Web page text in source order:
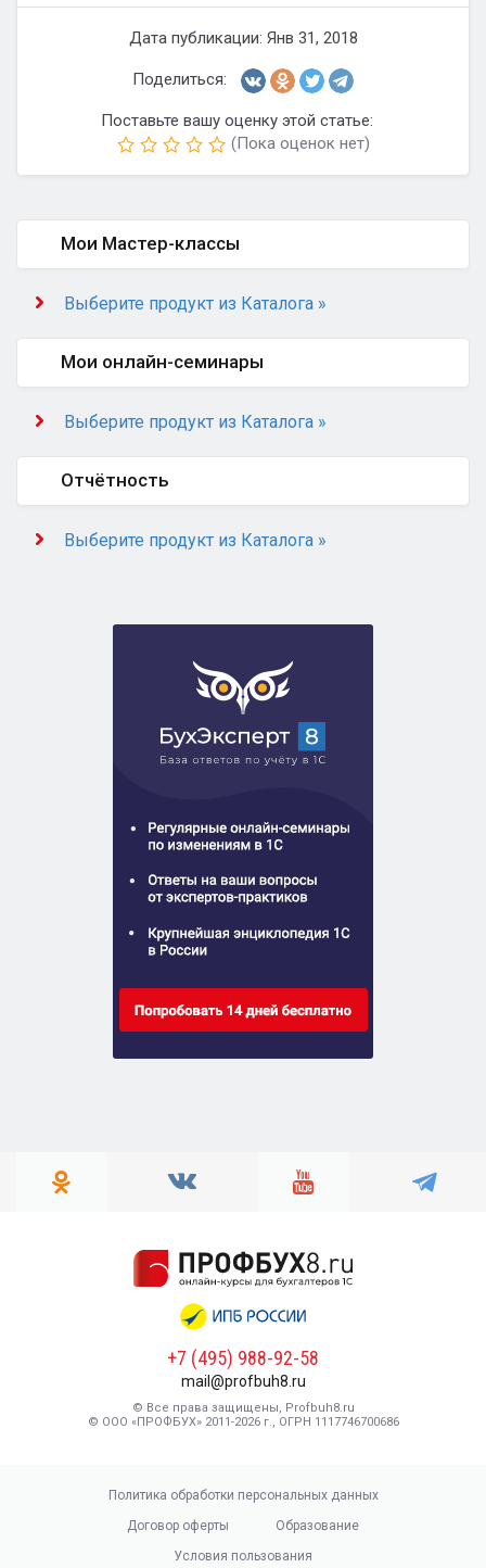
Дата публикации: Янв 31, 2018
Поделиться:
Поставьте вашу оценку этой статье:
(Пока оценок нет)
Мои Мастер-классы
Выберите продукт из Каталога »
Мои онлайн-семинары
Выберите продукт из Каталога »
Отчётность
Выберите продукт из Каталога »
+7 (495) 988-92-58
mail@profbuh8.ru
© Все права защищены, Profbuh8.ru
© ООО «ПРОФБУХ» 2011-2026 г., ОГРН 1117746700686
Политика обработки персональных данных
Договор оферты
Образование
Условия пользования